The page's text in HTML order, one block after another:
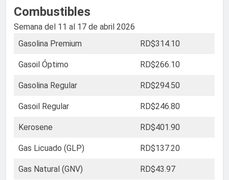
Combustibles
Semana del 11 al 17 de abril 2026
Gasolina Premium
RD$314.10
Gasoil Óptimo RD$266.10
Gasolina Regular RD$294.50
Gasoil Regular RD$246.80
Kerosene RD$401.90
Gas Licuado (GLP) RD$137.20
Gas Natural (GNV) RD$43.97